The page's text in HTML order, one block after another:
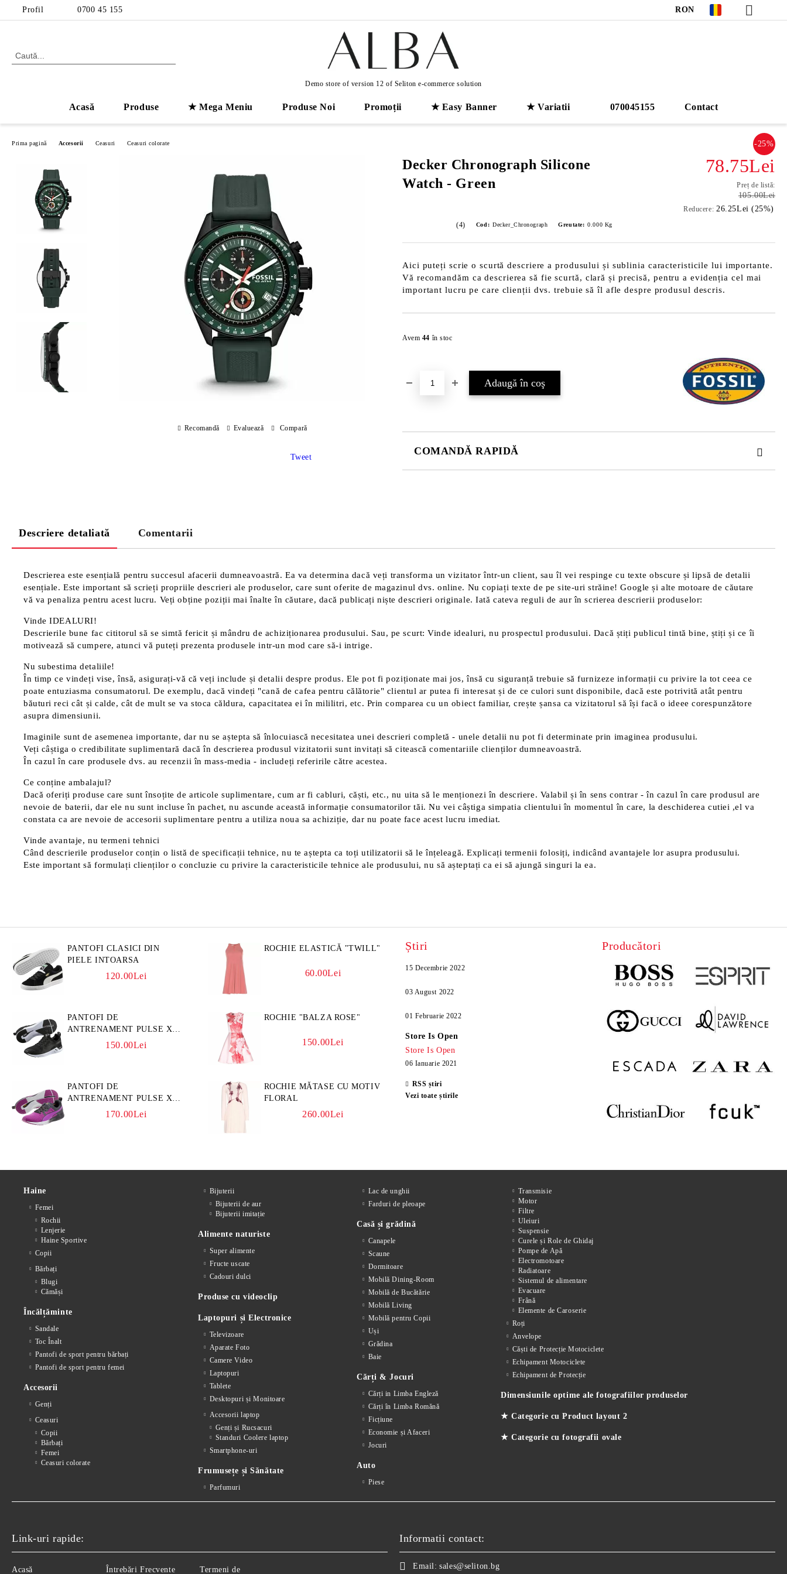
Profil 0700 45 155 RON
Demo store of version 12 of Seliton e-commerce solution
Acasă Produse ★ Mega Meniu Produse Noi Promoții ★ Easy Banner ★ Variatii 070045155 Contact
Prima pagină Accesorii Ceasuri Ceasuri colorate
Decker Chronograph Silicone
Watch - Green
-25%
78.75Lei
Preț de listă:
105.00Lei
Reducere: 26.25Lei (25%)
(4) Cod: Decker_Chronograph Greutate: 0.000 Kg
Aici puteți scrie o scurtă descriere a produsului și sublinia caracteristicile lui importante.
Vă recomandăm ca descrierea să fie scurtă, clară și precisă, pentru a evidenția cel mai
important lucru pe care clienții dvs. trebuie să îl afle despre produsul descris.
Avem 44 în stoc
COMANDĂ RAPIDĂ
Recomandă Evaluează Compară
Tweet
Descriere detaliată Comentarii
Descrierea este esențială pentru succesul afacerii dumneavoastră. Ea va determina dacă veți transforma un vizitator într-un client, sau îl vei respinge cu texte obscure și lipsă de detalii
esențiale. Este important să scrieți propriile descrieri ale produselor, care sunt oferite de magazinul dvs. online. Nu copiați texte de pe site-uri străine! Google și alte motoare de căutare
vă va penaliza pentru acest lucru. Veți obține poziții mai înalte în căutare, dacă publicați niște descrieri originale. Iată cateva reguli de aur în scrierea descrierii produselor:
Vinde IDEALURI!
Descrierile bune fac cititorul să se simtă fericit și mândru de achiziționarea produsului. Sau, pe scurt: Vinde idealuri, nu prospectul produsului. Dacă știți publicul tintă bine, știți și ce îi
motivează să cumpere, atunci vă puteți prezenta produsele intr-un mod care să-i intrige.
Nu subestima detaliile!
În timp ce vindeți vise, însă, asigurați-vă că veți include și detalii despre produs. Ele pot fi poziționate mai jos, însă cu siguranță trebuie să furnizeze informații cu privire la tot ceea ce
poate entuziasma consumatorul. De exemplu, dacă vindeți "cană de cafea pentru călătorie" clientul ar putea fi interesat și de ce culori sunt disponibile, dacă este potrivită atât pentru
băuturi reci cât și calde, cât de mult se va stoca căldura, capacitatea ei în mililitri, etc. Prin comparea cu un obiect familiar, crește șansa ca vizitatorul să își facă o ideee corespunzătore
asupra dimensiunii.
Imaginile sunt de asemenea importante, dar nu se aștepta să înlocuiască necesitatea unei descrieri completă - unele detalii nu pot fi determinate prin imaginea produsului.
Veți câștiga o credibilitate suplimentară dacă în descrierea produsul vizitatorii sunt invitați să citească comentariile clienților dumneavoastră.
În cazul în care produsele dvs. au recenzii în mass-media - includeți referirile către acestea.
Ce conține ambalajul?
Dacă oferiți produse care sunt însoțite de articole suplimentare, cum ar fi cabluri, căști, etc., nu uita să le menționezi în descriere. Valabil și în sens contrar - în cazul în care produsul are
nevoie de baterii, dar ele nu sunt incluse în pachet, nu ascunde această informație consumatorilor tăi. Nu vei câștiga simpatia clientului în momentul în care, la deschiderea cutiei ,el va
constata ca are nevoie de accesorii suplimentare pentru a utiliza noua sa achiziție, dar nu poate face acest lucru imediat.
Vinde avantaje, nu termeni tehnici
Când descrierile produselor conțin o listă de specificații tehnice, nu te aștepta ca toți utilizatorii să le înțeleagă. Explicați termenii folosiți, indicând avantajele lor asupra produsului.
Este important să formulați clienților o concluzie cu privire la caracteristicile tehnice ale produsului, nu să așteptați ca ei să ajungă singuri la ea.
PANTOFI CLASICI DIN
PIELE INTOARSA
120.00Lei
PANTOFI DE
ANTRENAMENT PULSE XT
150.00Lei
PANTOFI DE
ANTRENAMENT PULSE XT
170.00Lei
ROCHIE ELASTICĂ "TWILL"
60.00Lei
ROCHIE "BALZA ROSE"
150.00Lei
ROCHIE MĂTASE CU MOTIV
FLORAL
260.00Lei
Știri
15 Decembrie 2022
03 August 2022
01 Februarie 2022
Store Is Open
Store Is Open
06 Ianuarie 2021
RSS știri
Vezi toate știrile
Producători
Haine
Femei
Rochii
Lenjerie
Haine Sportive
Copii
Bărbați
Blugi
Cămăși
Încălțăminte
Sandale
Toc Înalt
Pantofi de sport pentru bărbați
Pantofi de sport pentru femei
Accesorii
Genți
Ceasuri
Copii
Bărbați
Femei
Ceasuri colorate
Bijuterii
Bijuterii de aur
Bijuterii imitație
Alimente naturiste
Super alimente
Fructe uscate
Cadouri dulci
Produse cu videoclip
Laptopuri și Electronice
Televizoare
Aparate Foto
Camere Video
Laptopuri
Tablete
Desktopuri și Monitoare
Accesorii laptop
Genți și Rucsacuri
Standuri Coolere laptop
Smartphone-uri
Frumusețe și Sănătate
Parfumuri
Lac de unghii
Farduri de pleoape
Casă și grădină
Canapele
Scaune
Dormitoare
Mobilă Dining-Room
Mobilă de Bucătărie
Mobilă Living
Mobilă pentru Copii
Uși
Grădina
Baie
Cărți & Jocuri
Cărți in Limba Engleză
Cărți în Limba Romănă
Ficțiune
Economie și Afaceri
Jocuri
Auto
Piese
Transmisie
Motor
Filtre
Uleiuri
Suspensie
Curele și Role de Ghidaj
Pompe de Apă
Electromotoare
Radiatoare
Sistemul de alimentare
Evacuare
Frână
Elemente de Caroserie
Roți
Anvelope
Căști de Protecție Motociclete
Echipament Motociclete
Echipament de Protecție
Dimensiunile optime ale fotografiilor produselor
★ Categorie cu Product layout 2
★ Categorie cu fotografii ovale
Link-uri rapide:
Acasă Întrebări Frecvente Termeni de
Informatii contact:
Email: sales@seliton.bg